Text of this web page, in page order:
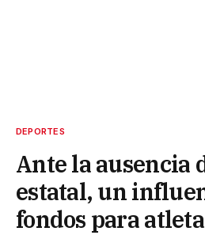
DEPORTES
Ante la ausencia
estatal, un
fondos para